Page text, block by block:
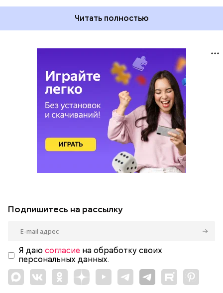
Читать полностью
Подпишитесь на рассылку
Я даю согласие на обработку своих
персональных данных.